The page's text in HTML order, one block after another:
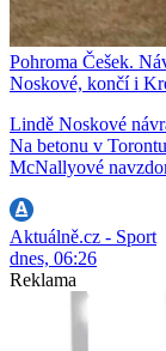
Pohroma Češek.
Noskové, končí i
Lindě Noskové
Na betonu v
McNallyové
Aktuálně.cz - Sport
dnes, 06:26
Reklama